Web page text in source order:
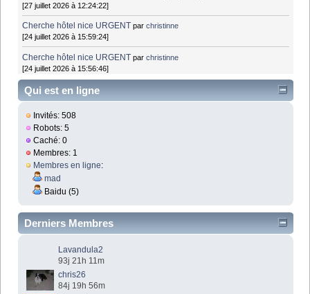
[27 juillet 2026 à 12:24:22]
Cherche hôtel nice URGENT parchristinne
[24 juillet 2026 à 15:59:24]
Cherche hôtel nice URGENT parchristinne
[24 juillet 2026 à 15:56:46]
Qui est en ligne
Invités: 508
Robots: 5
Caché: 0
Membres: 1
Membres en ligne:
mad
Baidu (5)
Derniers Membres
Lavandula2
93j 21h 11m
chris26
84j 19h 56m